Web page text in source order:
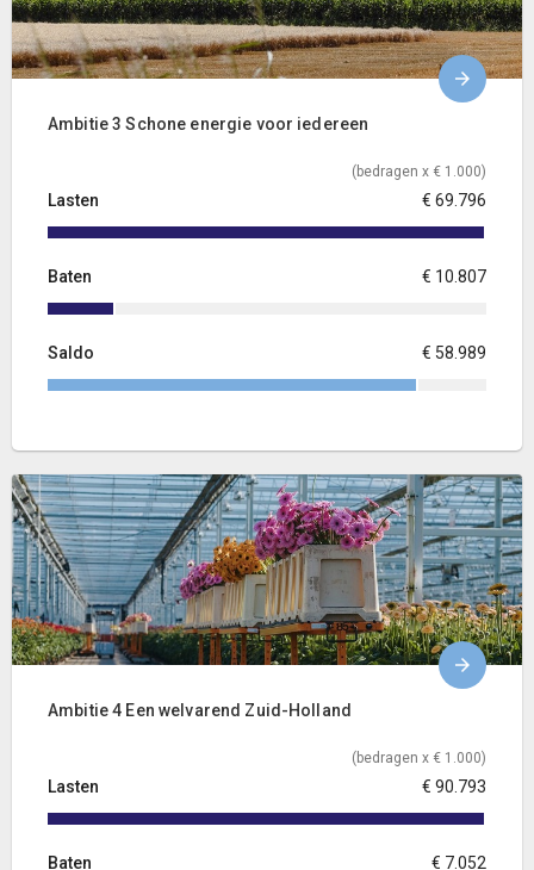
Ambitie 3 Schone energie voor iedereen
(bedragen x € 1.000)
Lasten € 69.796
Baten € 10.807
Saldo € 58.989
Ambitie 4 Een welvarend Zuid-Holland
(bedragen x € 1.000)
Lasten € 90.793
Baten € 7.052